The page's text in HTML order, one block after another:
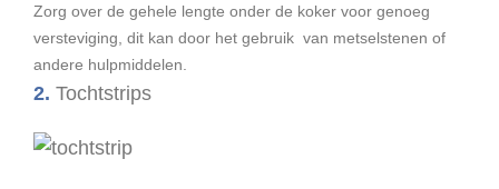
Zorg over de gehele lengte onder de koker voor genoeg
versteviging, dit kan door het gebruik van metselstenen of
andere hulpmiddelen.
2. Tochtstrips